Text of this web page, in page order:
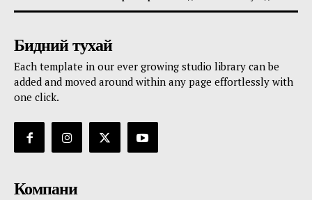
Бидний тухай
Each template in our ever growing studio library can be
added and moved around within any page effortlessly with
one click.
Компани